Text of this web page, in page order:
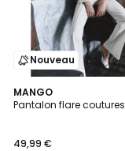
Nouveau
MANGO
Pantalon flare coutures
49,99 €